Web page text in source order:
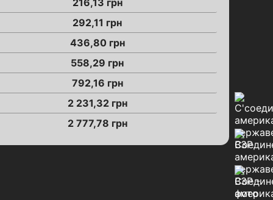
216,13 грн
292,11 грн
436,80грн
558,29 грн
792,16 грн
2 231,32грн
2 777,78 грн